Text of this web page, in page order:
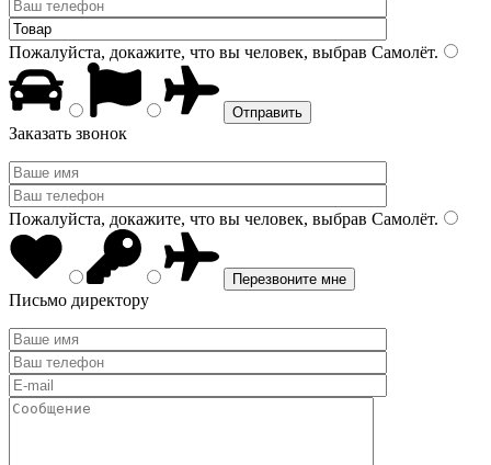
Пожалуйста, докажите, что вы человек, выбрав Самолёт.
Заказать звонок
Пожалуйста, докажите, что вы человек, выбрав Самолёт.
Письмо директору